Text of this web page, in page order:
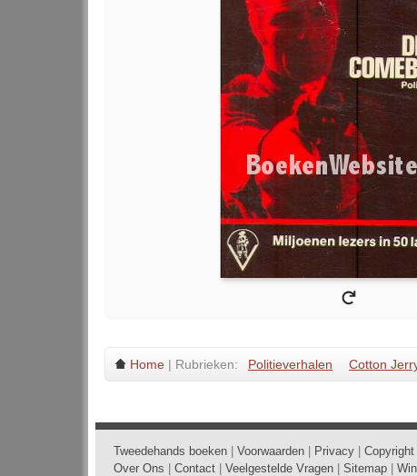
Home | Rubrieken: Politieverhalen Cotton
Tweedehands boeken Voorwaarden Privacy Copyright
Over Ons
Contact Veelgestelde Vragen Sitemap